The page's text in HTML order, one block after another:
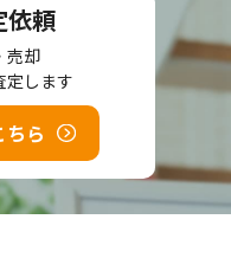
依頼
売却
定します
ちら